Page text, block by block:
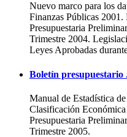
Nuevo marco para los
Finanzas Públicas 2001.
Presupuestaria
Trimestre 2004.
Leyes Aprobadas
Boletín presupuestario
Manual de Estadística
Clasificación
Presupuestaria
Trimestre 2005.